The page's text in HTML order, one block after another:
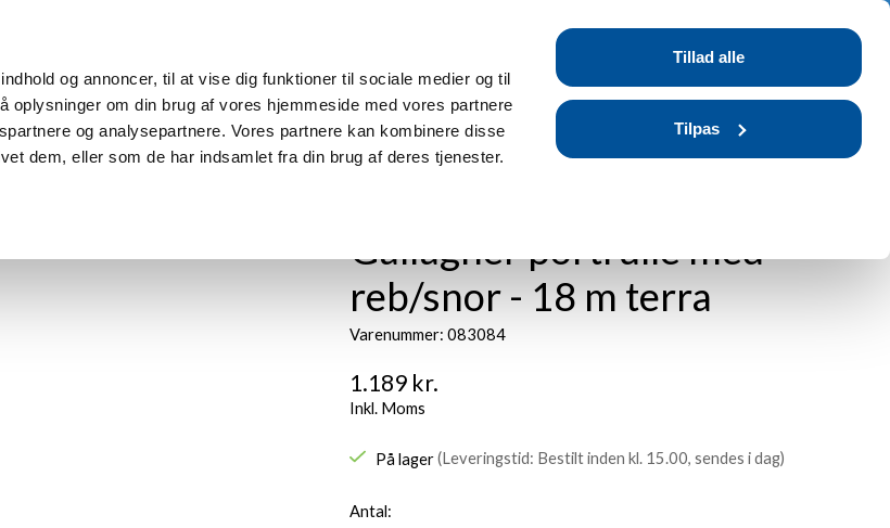
og annoncer, til at vise dig funktioner til sociale medier og til
oplysninger om din brug af vores hjemmeside med vores partnere
og analysepartnere. Vores partnere kan kombinere disse
dem, eller som de har indsamlet fra din brug af deres tjenester.
Tillad alle
Tilpas
Find din model Manualer Find forhandler Blog
Gallagher portrulle med
reb/snor - 18 m terra
Varenummer: 083084
1.189 kr.
Inkl. Moms
På lager(Leveringstid: Bestilt inden kl. 15.00, sendes i dag)
Antal: